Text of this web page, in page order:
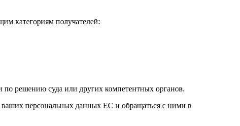
категориям получателей:
решению суда или других компетентных органов.
персональных данных ЕС и обращаться с ними в